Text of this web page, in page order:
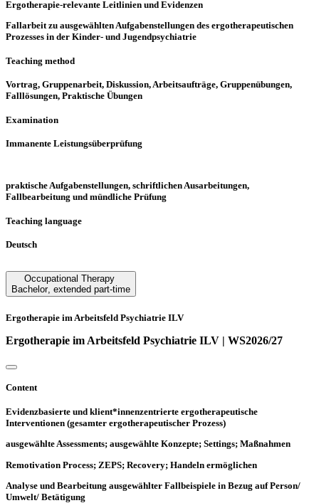
Ergotherapie-relevante Leitlinien und Evidenzen
Fallarbeit zu ausgewählten Aufgabenstellungen des ergotherapeutischen
Prozesses in der Kinder- und Jugendpsychiatrie
Teaching method
Vortrag, Gruppenarbeit, Diskussion, Arbeitsaufträge, Gruppenübungen,
Falllösungen, Praktische Übungen
Examination
Immanente Leistungsüberprüfung
praktische Aufgabenstellungen, schriftlichen Ausarbeitungen,
Fallbearbeitung und mündliche Prüfung
Teaching language
Deutsch
Occupational Therapy
Bachelor, extended part-time
Ergotherapie im Arbeitsfeld Psychiatrie ILV
Ergotherapie im Arbeitsfeld Psychiatrie ILV | WS2026/27
Content
Evidenzbasierte und klient*innenzentrierte ergotherapeutische
Interventionen (gesamter ergotherapeutischer Prozess)
ausgewählte Assessments; ausgewählte Konzepte; Settings; Maßnahmen
Remotivation Process; ZEPS; Recovery; Handeln ermöglichen
Analyse und Bearbeitung ausgewählter Fallbeispiele in Bezug auf Person/
Umwelt/ Betätigung